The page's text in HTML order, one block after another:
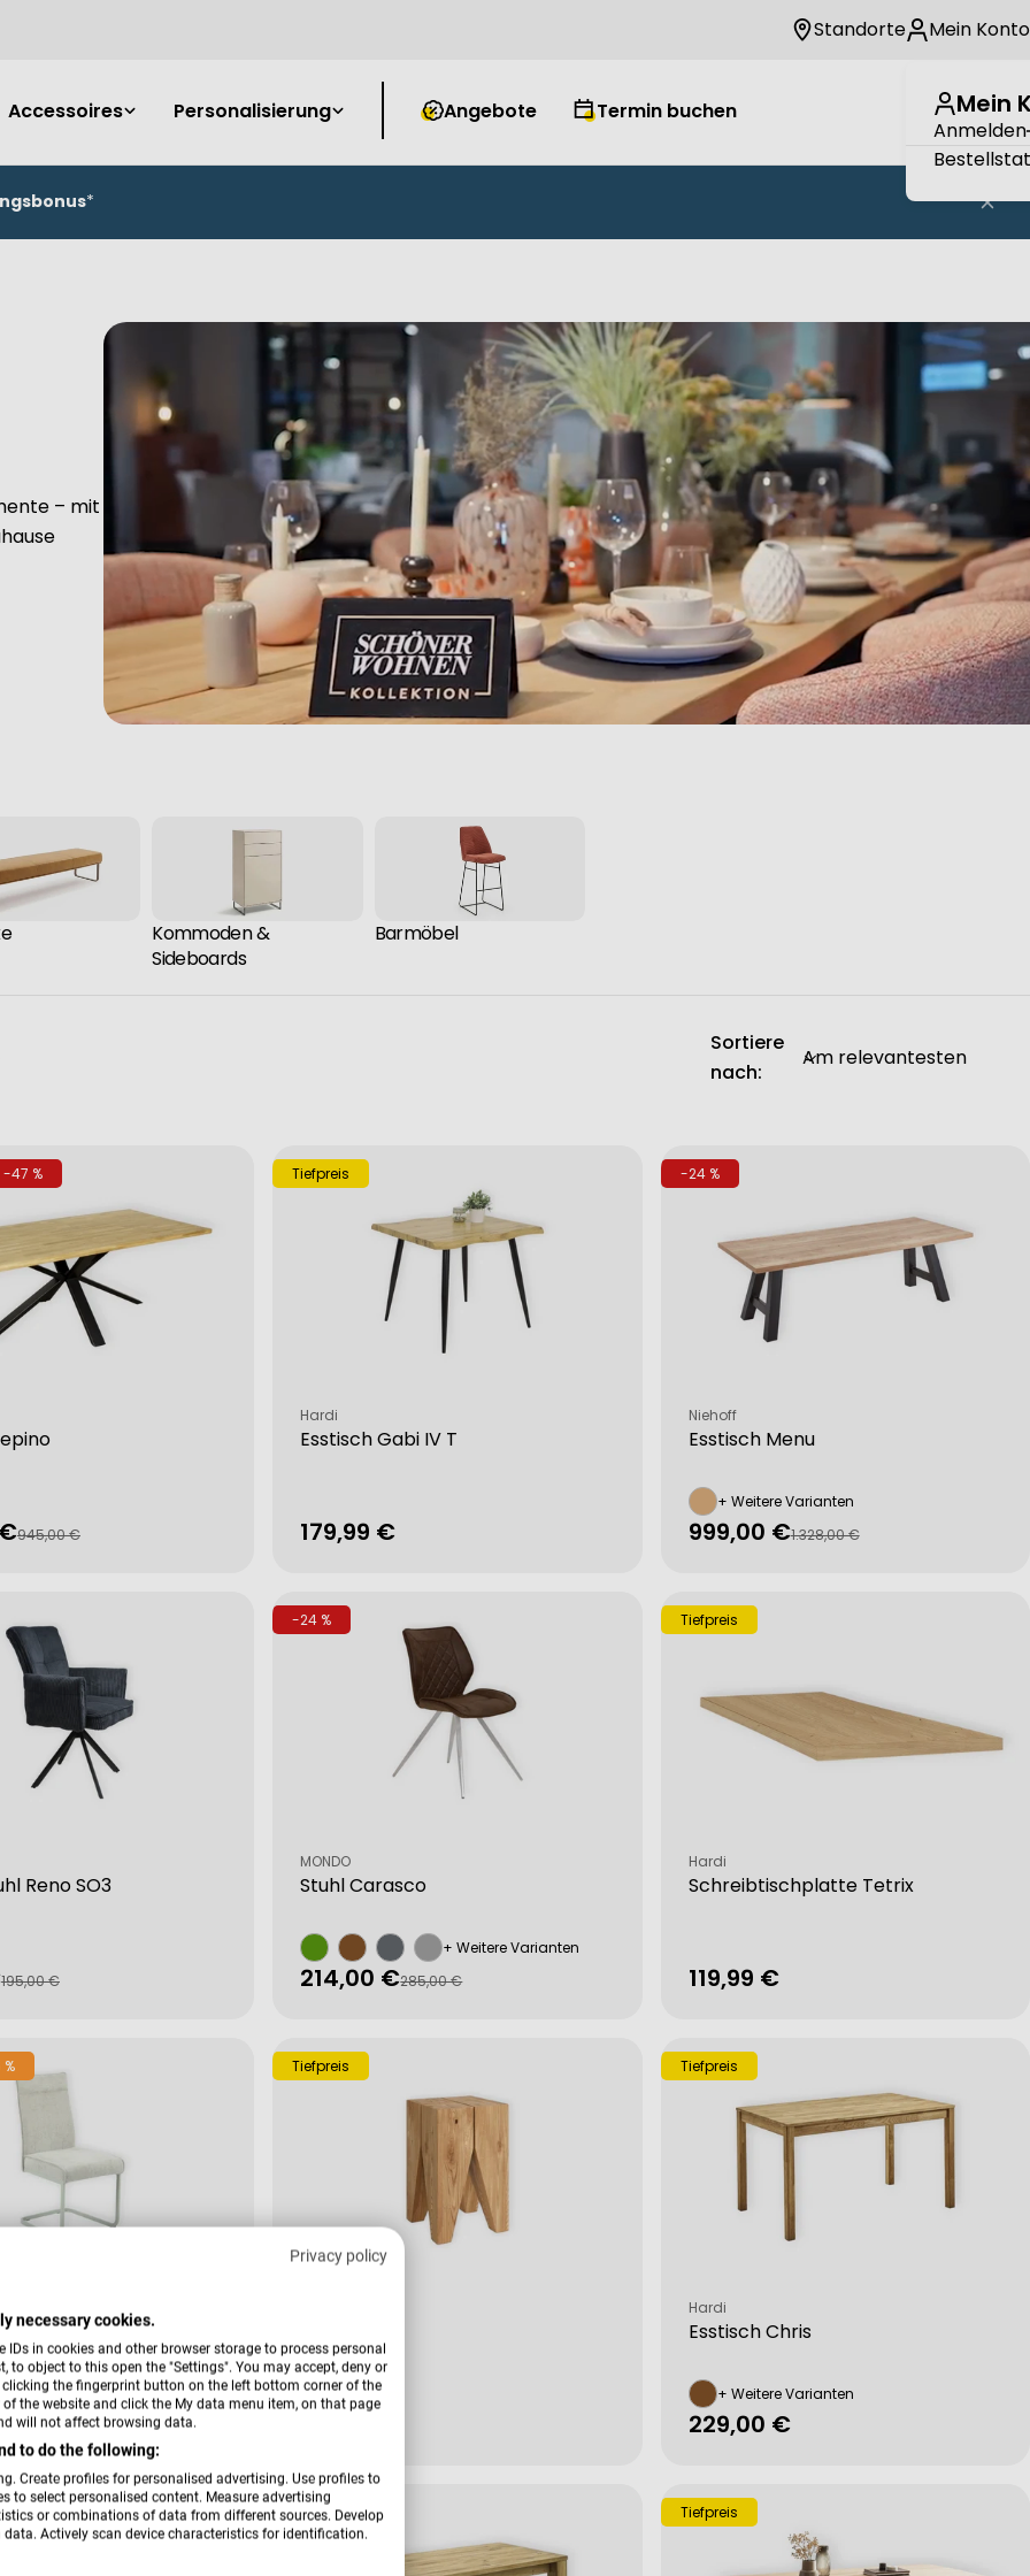
Privacy policy
necessary cookies.
in cookies and other browser storage to process personal
object to this open the "Settings". You may accept, deny or
the fingerprint button on the left bottom corner of the
the website and click the My data menu item, on that page
will not affect browsing data.
to do the following:
Create profiles for personalised advertising. Use profiles to
to select personalised content. Measure advertising
or combinations of data from different sources. Develop
Actively scan device characteristics for identification.
Standorte Mein Konto
Mein
Anmelden
Accessoires Personalisierung Angebote Termin buchen
*
– mit
Kommoden &
Sideboards
Barmöbel
Sortiere
nach:
-47 %
945,00 €
Tiefpreis
Esstisch Gabi IV T
Verkäufer:
Hardi
Regulärer
179,99 €
-24 %
Esstisch Menu
Verkäufer:
Niehoff
+ Weitere Varianten
Verkaufspreis
999,00 €
Regulärer1.328,00 €
Reno SO3
195,00 €
-24 %
Stuhl Carasco
Verkäufer:
MONDO
+ Weitere Varianten
Verkaufspreis
214,00 €
Regulärer285,00 €
Tiefpreis
Schreibtischplatte Tetrix
Verkäufer:
Hardi
Regulärer
119,99 €
Lantao S
182,00 €
Tiefpreis Tiefpreis
Esstisch Chris
Verkäufer:
Hardi
+ Weitere Varianten
Regulärer
229,00 €
Tiefpreis Tiefpreis